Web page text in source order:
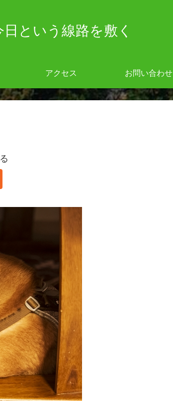
日という線路を敷く
アクセス お問い合わせ